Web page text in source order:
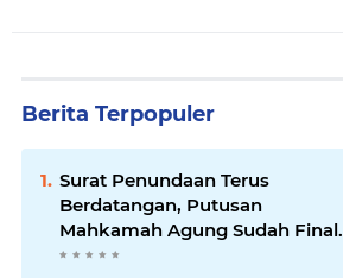
Berita Terpopuler
Surat Penundaan Terus
Berdatangan, Putusan
Mahkamah Agung Sudah Final,
Mengapa Eksekusi Belum